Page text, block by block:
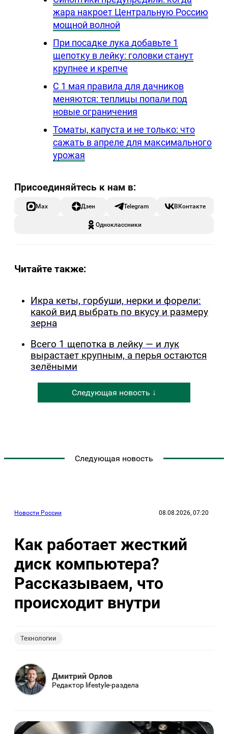
жара накроет Центральную Россию
мощной волной
При посадке лука добавьте 1
щепотку в лейку: головки станут
крупнее и крепче
С 1 мая правила для дачников
меняются: теплицы попали под
новые ограничения
Томаты, капуста и не только: что
сажать в апреле для максимального
урожая
Max Дзен Telegram ВКонтакте
Одноклассники
Читайте также:
Икра кеты, горбуши, нерки и форели:
какой вид выбрать по вкусу и размеру
зерна
Всего 1 щепотка в лейку — и лук
вырастает крупным, а перья остаются
зелёными
Следующая новость ↓
Следующая новость
Новости России 08.08.2026, 07:20
Как работает жесткий
диск компьютера?
Рассказываем, что
происходит внутри
Технологии
Дмитрий Орлов
Редактор lifestyle-раздела